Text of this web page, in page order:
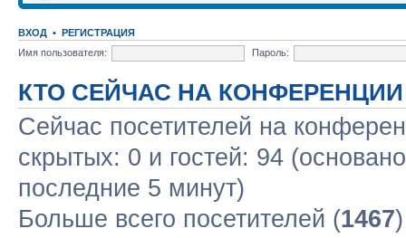
ВХОД • РЕГИСТРАЦИЯ
Имя пользователя:
Пароль:
КТО СЕЙЧАС НА КОНФЕРЕНЦИИ
Сейчас посетителей на
скрытых: 0 и гостей: 94
последние 5 минут)
Больше всего посетителей (1467